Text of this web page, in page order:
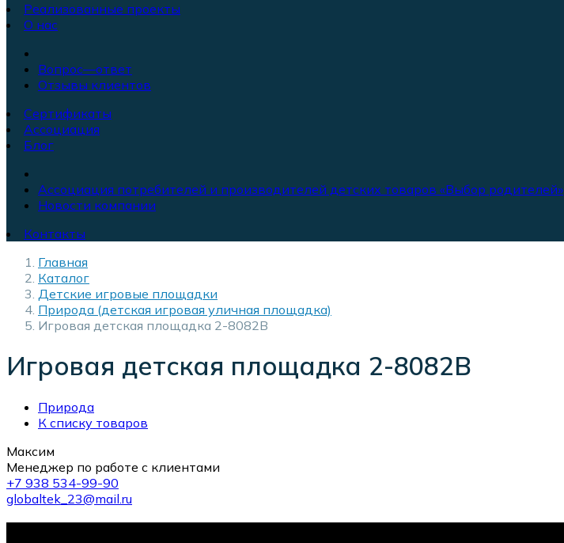
Реализованные проекты
О нас
Вопрос—ответ
Отзывы клиентов
Сертификаты
Ассоциация
Блог
Ассоциация потребителей и производителей детских товаров «Выбор родителей»
Новости компании
Контакты
Главная
Каталог
Детские игровые площадки
Природа (детская игровая уличная площадка)
Игровая детская площадка 2-8082B
Игровая детская площадка 2-8082B
Природа
К списку товаров
Максим
Менеджер по работе с клиентами
+7 938 534-99-90
globaltek_23@mail.ru